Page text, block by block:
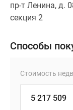
пр-т Ленина, д.
секция 2
Способы
Стоимость